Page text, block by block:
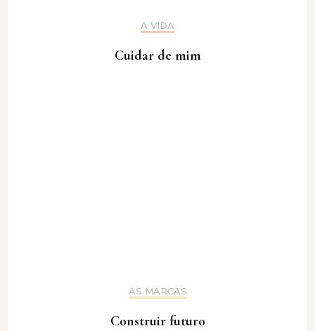
A VIDA
Cuidar de mim
AS MARCAS
Construir futuro